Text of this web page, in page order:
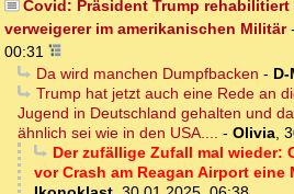
Covid: Präsident Trump
verweigerer im amerikanischen Militär-
00:31
Da wird manchen Dumpfbacken - D-
Trump hat jetzt auch eine Rede an
Jugend in Deutschland gehalten und
ähnlich sei wie in den USA.... - Olivia,
Der zufällige Zufall mal wieder:
vor Crash am Reagan Airport eine